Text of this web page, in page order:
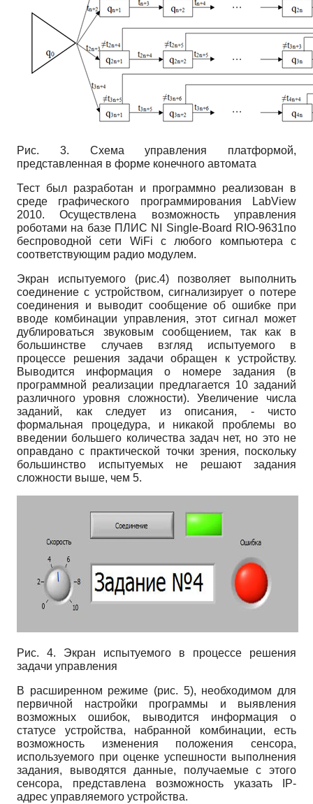
Рис. 3. Схема управления платформой,
представленная в форме конечного автомата
Тест был разработан и программно реализован в
среде графического программирования LabView
2010. Осуществлена возможность управления
роботами на базе ПЛИС NI Single-Board RIO-9631по
беспроводной сети WiFi с любого компьютера с
соответствующим радио модулем.
Экран испытуемого (рис.4) позволяет выполнить
соединение с устройством, сигнализирует о потере
соединения и выводит сообщение об ошибке при
вводе комбинации управления, этот сигнал может
дублироваться звуковым сообщением, так как в
большинстве случаев взгляд испытуемого в
процессе решения задачи обращен к устройству.
Выводится информация о номере задания (в
программной реализации предлагается 10 заданий
различного уровня сложности). Увеличение числа
заданий, как следует из описания, - чисто
формальная процедура, и никакой проблемы во
введении большего количества задач нет, но это не
оправдано с практической точки зрения, поскольку
большинство испытуемых не решают задания
сложности выше, чем 5.
Рис. 4. Экран испытуемого в процессе решения
задачи управления
В расширенном режиме (рис. 5), необходимом для
первичной настройки программы и выявления
возможных ошибок, выводится информация о
статусе устройства, набранной комбинации, есть
возможность изменения положения сенсора,
используемого при оценке успешности выполнения
задания, выводятся данные, получаемые с этого
сенсора, представлена возможность указать IP-
адрес управляемого устройства.